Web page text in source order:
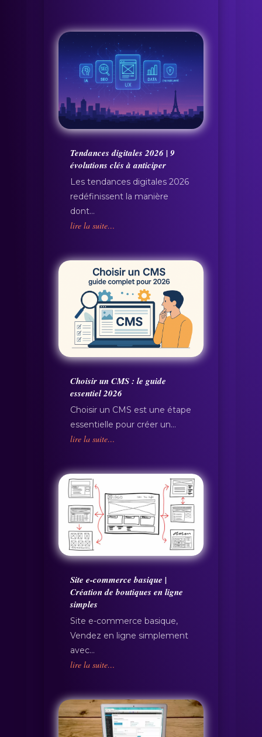
Tendances digitales 2026 | 9
évolutions clés à anticiper
Les tendances digitales 2026
redéfinissent la manière
dont…
lire la suite…
Choisir un CMS : le guide
essentiel 2026
Choisir un CMS est une étape
essentielle pour créer un…
lire la suite…
Site e-commerce basique |
Création de boutiques en ligne
simples
Site e-commerce basique,
Vendez en ligne simplement
avec…
lire la suite…